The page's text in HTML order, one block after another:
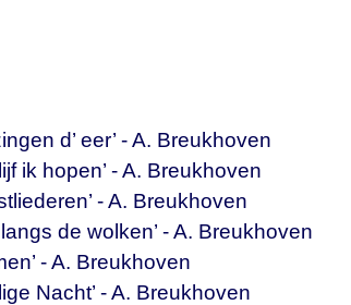
d’ eer’ - A. Breukhoven
ik hopen’ - A. Breukhoven
- A. Breukhoven
de wolken’ - A. Breukhoven
- A. Breukhoven
Nacht’ - A. Breukhoven